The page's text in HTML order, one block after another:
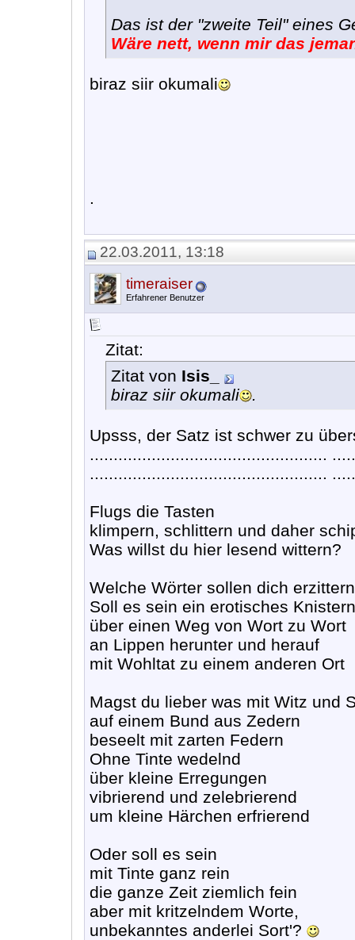
Das ist der "zweite Teil" eines
Wäre nett, wenn mir das
biraz siir okumali
.
22.03.2011, 13:18
timeraiser
Erfahrener Benutzer
Zitat:
Zitat von Isis_
biraz siir okumali
.
Upsss, der Satz ist schwer zu
..................................................
..................................................
Flugs die Tasten
klimpern, schlittern und daher
Was willst du hier lesend wittern?
Welche Wörter sollen dich erzittern
Soll es sein ein erotisches Knistern
über einen Weg von Wort zu Wort
an Lippen herunter und herauf
mit Wohltat zu einem anderen Ort
Magst du lieber was mit Witz und
auf einem Bund aus Zedern
beseelt mit zarten Federn
Ohne Tinte wedelnd
über kleine Erregungen
vibrierend und zelebrierend
um kleine Härchen erfrierend
Oder soll es sein
mit Tinte ganz rein
die ganze Zeit ziemlich fein
aber mit kritzelndem Worte,
unbekanntes anderlei Sort'?